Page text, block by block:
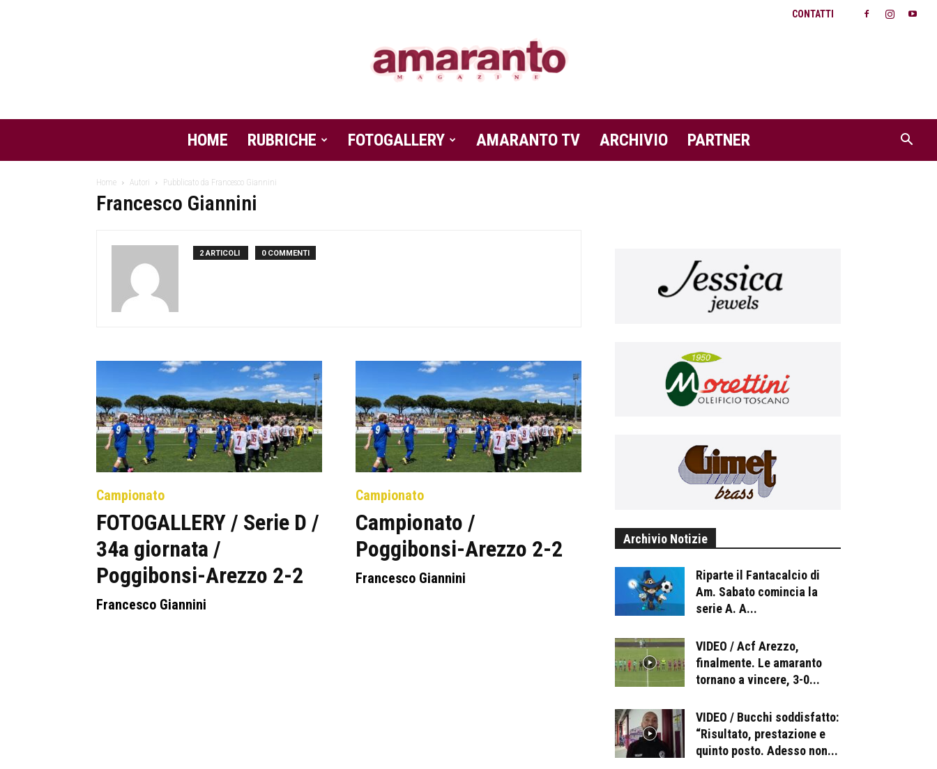
CONTATTI
Amaranto
HOME RUBRICHE FOTOGALLERY AMARANTO TV ARCHIVIO PARTNER
Home Autori Pubblicato da Francesco Giannini
Francesco Giannini
2 ARTICOLI 0 COMMENTI
Campionato
FOTOGALLERY / Serie D /
34a giornata /
Poggibonsi-Arezzo 2-2
Francesco Giannini
Campionato
Campionato /
Poggibonsi-Arezzo 2-2
Francesco Giannini
Archivio Notizie
Riparte il Fantacalcio di
Am. Sabato comincia la
serie A. A...
VIDEO / Acf Arezzo,
finalmente. Le amaranto
tornano a vincere, 3-0...
VIDEO / Bucchi soddisfatto:
“Risultato, prestazione e
quinto posto. Adesso non...